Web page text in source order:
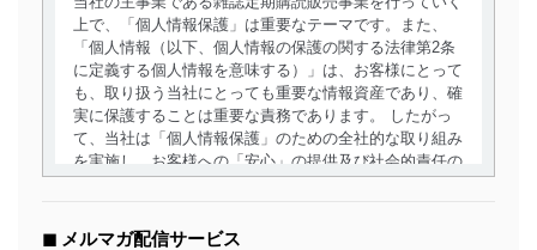
上で、「個人情報保護」は重要なテーマです。また、
「個人情報（以下、個人情報の保護の関する法律第2条
に定義する個人情報を意味する）」は、お客様にとって
も、取り扱う当社にとっても重要な情報資産であり、確
実に保護することは重要な責務であります。 したがっ
て、当社は「個人情報保護」のための全社的な取り組み
を実施し、お客様への「安心」の提供及び社会的責任の
個人情報の取得・利用・提供について
◼︎ メルマガ配信サービス